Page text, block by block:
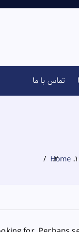
تماس با ما
Home